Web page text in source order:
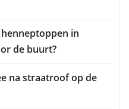
in
de buurt?
na straatroof op de